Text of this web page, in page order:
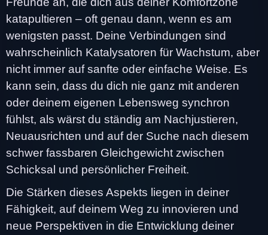
katapultieren – oft genau dann, wenn es am
wenigsten passt. Deine Verbindungen sind
wahrscheinlich Katalysatoren für Wachstum, aber
nicht immer auf sanfte oder einfache Weise. Es
kann sein, dass du dich nie ganz mit anderen
oder deinem eigenen Lebensweg synchron
fühlst, als wärst du ständig am Nachjustieren,
Neuausrichten und auf der Suche nach diesem
schwer fassbaren Gleichgewicht zwischen
Schicksal und persönlicher Freiheit.
Die Stärken dieses Aspekts liegen in deiner
Fähigkeit, auf deinem Weg zu innovieren und
neue Perspektiven in die Entwicklung deiner